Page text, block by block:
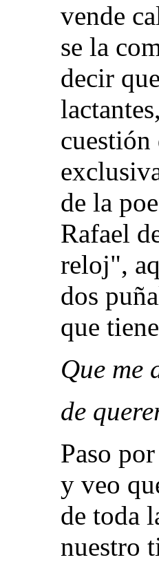
vende
se la
decir
cuestión
de la
Rafael
reloj",
dos
que
Que me
de
Paso
y veo
de toda
nuestro